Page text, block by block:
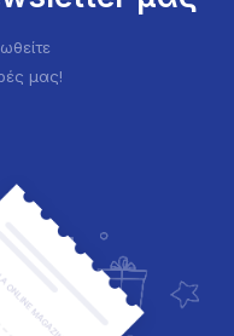
μας!